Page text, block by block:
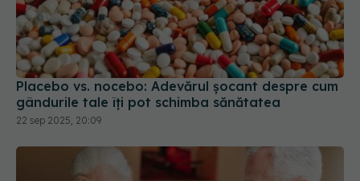
Placebo vs. nocebo: Adevărul șocant despre cum
gândurile tale îți pot schimba sănătatea
22 sep 2025, 20:09